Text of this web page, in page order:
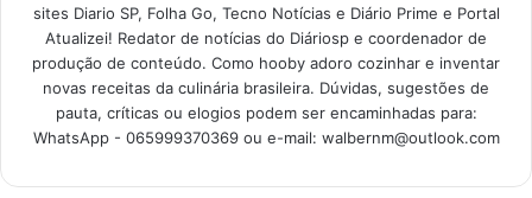
O segredo é bem simples, a união do manjericão fresco
com o molho de tomate caseiro, cozido lentamente com
azeite e alho e por fim misturado com o macarrão, trás um
sabor refrescante e marcante, mas não deixe de ler o
passo a passo da receita.
sites Diario SP, Folha Go, Tecno Notícias e Diário Prime e Portal
Atualizei! Redator de notícias do Diáriosp e coordenador de
produção de conteúdo. Como hooby adoro cozinhar e inventar
novas receitas da culinária brasileira. Dúvidas, sugestões de
pauta, críticas ou elogios podem ser encaminhadas para:
WhatsApp - 065999370369 ou e-mail: walbernm@outlook.com